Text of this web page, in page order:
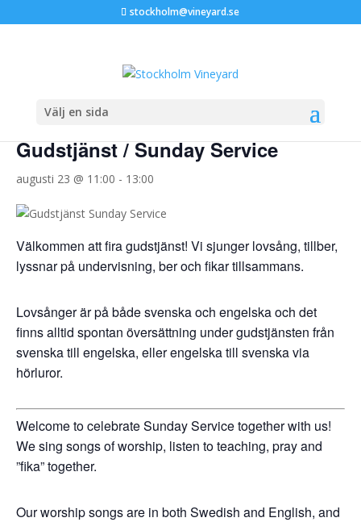
stockholm@vineyard.se
Välj en sida
« Alla Evenemang
Gudstjänst / Sunday Service
augusti 23 @ 11:00 - 13:00
Välkommen att fira gudstjänst! Vi sjunger lovsång, tillber,
lyssnar på undervisning, ber och fikar tillsammans.
Lovsånger är på både svenska och engelska och det
finns alltid spontan översättning under gudstjänsten från
svenska till engelska, eller engelska till svenska via
hörluror.
Welcome to celebrate Sunday Service together with us!
We sing songs of worship, listen to teaching, pray and
”fika” together.
Our worship songs are in both Swedish and English, and